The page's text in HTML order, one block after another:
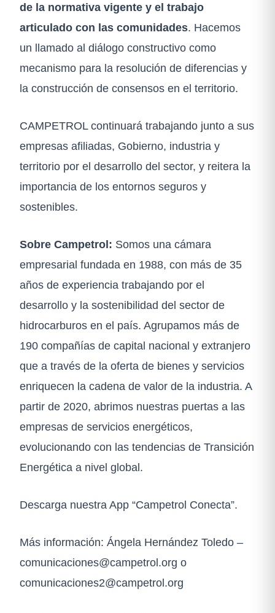
de la normativa vigente y el trabajo
articulado con las comunidades. Hacemos
un llamado al diálogo constructivo como
mecanismo para la resolución de diferencias y
la construcción de consensos en el territorio.
CAMPETROL continuará trabajando junto a sus
empresas afiliadas, Gobierno, industria y
territorio por el desarrollo del sector, y reitera la
importancia de los entornos seguros y
sostenibles.
Sobre Campetrol: Somos una cámara
empresarial fundada en 1988, con más de 35
años de experiencia trabajando por el
desarrollo y la sostenibilidad del sector de
hidrocarburos en el país. Agrupamos más de
190 compañías de capital nacional y extranjero
que a través de la oferta de bienes y servicios
enriquecen la cadena de valor de la industria. A
partir de 2020, abrimos nuestras puertas a las
empresas de servicios energéticos,
evolucionando con las tendencias de Transición
Energética a nivel global.
Descarga nuestra App “Campetrol Conecta”.
Más información: Ángela Hernández Toledo –
comunicaciones@campetrol.org o
comunicaciones2@campetrol.org